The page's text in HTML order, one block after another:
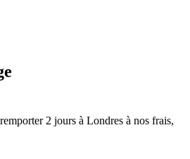
2 jours à Londres à nos frais,